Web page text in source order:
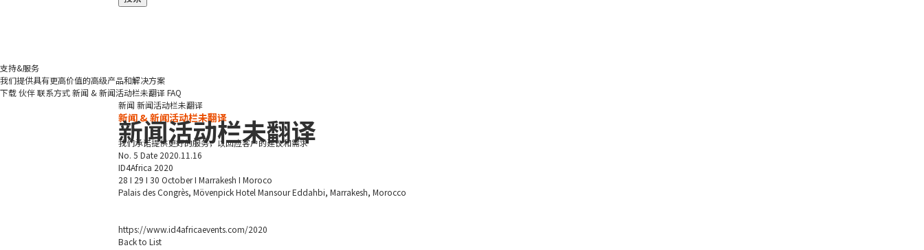
支持&服务
我们提供具有更高价值的高级产品和解决方案
下载伙伴联系方式新闻 & 新闻活动栏未翻译FAQ
新闻 新闻活动栏未翻译
新闻 & 新闻活动栏未翻译
新闻活动栏未翻译
我们承诺提供更好的服务，以回应客户的建议和需求
No. 5 Date 2020.11.16
ID4Africa 2020
28 I 29 I 30 October I Marrakesh I Moroco
Palais des Congrès, Mövenpick Hotel Mansour Eddahbi, Marrakesh, Morocco
https://www.id4africaevents.com/2020
Back to List